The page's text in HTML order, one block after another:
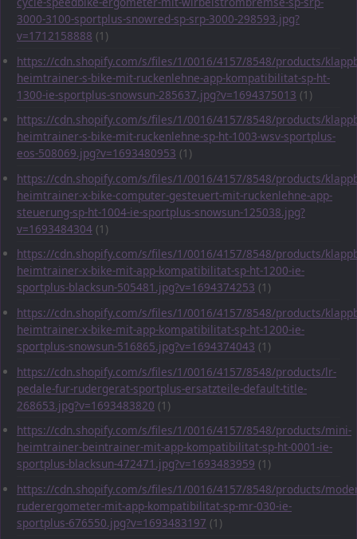
3000-3100-sportplus-snowred-sp-srp-3000-298593.jpg?
v=1712158888 (1)
https://cdn.shopify.com/s/files/1/0016/4157/8548/products/
heimtrainer-s-bike-mit-ruckenlehne-app-kompatibilitat-sp-ht-
1300-ie-sportplus-snowsun-285637.jpg?v=1694375013 (1)
https://cdn.shopify.com/s/files/1/0016/4157/8548/products/
heimtrainer-s-bike-mit-ruckenlehne-sp-ht-1003-wsv-sportplus-
eos-508069.jpg?v=1693480953 (1)
https://cdn.shopify.com/s/files/1/0016/4157/8548/products/
heimtrainer-x-bike-computer-gesteuert-mit-ruckenlehne-app-
steuerung-sp-ht-1004-ie-sportplus-snowsun-125038.jpg?
v=1693484304 (1)
https://cdn.shopify.com/s/files/1/0016/4157/8548/products/
heimtrainer-x-bike-mit-app-kompatibilitat-sp-ht-1200-ie-
sportplus-blacksun-505481.jpg?v=1694374253 (1)
https://cdn.shopify.com/s/files/1/0016/4157/8548/products/
heimtrainer-x-bike-mit-app-kompatibilitat-sp-ht-1200-ie-
sportplus-snowsun-516865.jpg?v=1694374043 (1)
https://cdn.shopify.com/s/files/1/0016/4157/8548/products/lr-
pedale-fur-rudergerat-sportplus-ersatzteile-default-title-
268653.jpg?v=1693483820 (1)
https://cdn.shopify.com/s/files/1/0016/4157/8548/products/mini-
heimtrainer-beintrainer-mit-app-kompatibilitat-sp-ht-0001-ie-
sportplus-blacksun-472471.jpg?v=1693483959 (1)
https://cdn.shopify.com/s/files/1/0016/4157/8548/products/
ruderergometer-mit-app-kompatibilitat-sp-mr-030-ie-
sportplus-676550.jpg?v=1693483197 (1)